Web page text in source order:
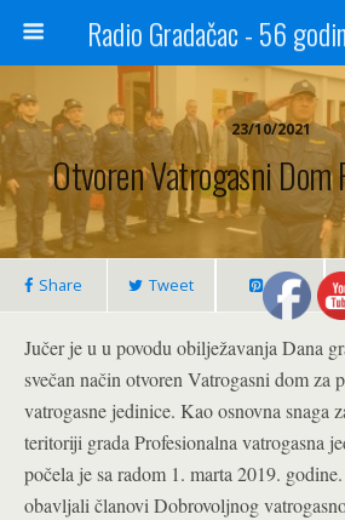
23/10/2021
Otvoren Vatrogasni Dom
Share Tweet Pin
Jučer je u u povodu obilježavanja Dana
svečan način otvoren Vatrogasni dom za
vatrogasne jedinice. Kao osnovna snaga
teritoriji grada Profesionalna vatrogasna
počela je sa radom 1. marta 2019.
obavljali članovi Dobrovoljnog